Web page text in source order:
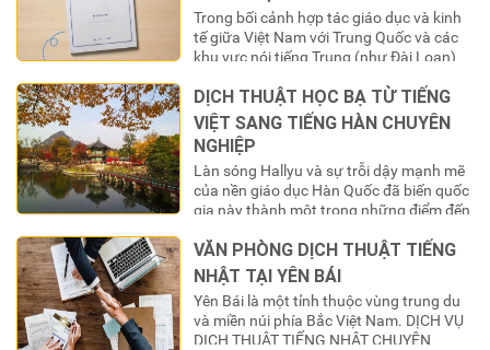
Trong bối cảnh hợp tác giáo dục và kinh
tế giữa Việt Nam với Trung Quốc và các
khu vực nói tiếng Trung (như Đài Loan)
Việt Nam chọn đây là điểm đến học tập
không ngừng tăng lên. Khi hoàn thành
chương trình học, một…
DỊCH THUẬT HỌC BẠ TỪ TIẾNG
VIỆT SANG TIẾNG HÀN CHUYÊN
NGHIỆP
Làn sóng Hallyu và sự trỗi dậy mạnh mẽ
của nền giáo dục Hàn Quốc đã biến quốc
gia này thành một trong những điểm đến
Nam. Hàng năm, hàng chục ngàn bộ hồ
sơ được nộp vào các trường đại học
danh tiếng, tạo ra…
VĂN PHÒNG DỊCH THUẬT TIẾNG
NHẬT TẠI YÊN BÁI
Yên Bái là một tỉnh thuộc vùng trung du
và miền núi phía Bắc Việt Nam. DỊCH VỤ
DỊCH THUẬT TIẾNG NHẬT CHUYÊN